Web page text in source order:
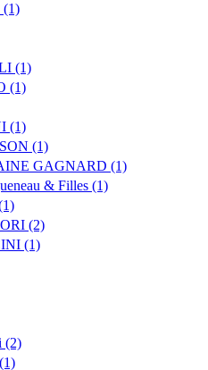
(1)
(1)
(1)
(1)
(1)
GAGNARD (1)
& Filles (1)
(2)
(1)
(2)
(1)